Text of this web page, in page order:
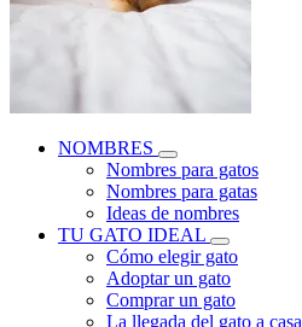
NOMBRES
Nombres para gatos
Nombres para gatas
Ideas de nombres
TU GATO IDEAL
Cómo elegir gato
Adoptar un gato
Comprar un gato
La llegada del gato a casa